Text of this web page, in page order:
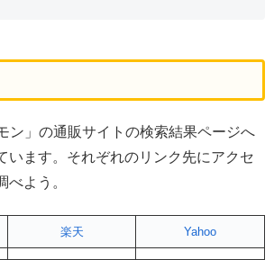
ン」の通販サイトの検索結果ページへ
います。それぞれのリンク先にアクセ
べよう。
楽天 Yahoo